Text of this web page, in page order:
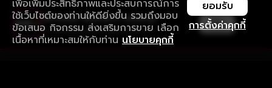
เพื่อเพิ่มประสิทธิภาพและประสบการณ์การ
ใช้เว็บไซต์ของท่านให้ดียิ่งขึ้น รวมถึงมอบ
ข้อเสนอ กิจกรรม ส่งเสริมการขาย เลือก
เนื้อหาที่เหมาะสมให้กับท่าน นโยบายคุกกี้
การตั้งค่าคุกกี้
ยอมรับ
ใช้งานแอป ลื่นไหลกว่า ไม่มีสะดุด
ดาวน์โหลดแอปเพื่อการรับชมที่ดีกว่า เปิด